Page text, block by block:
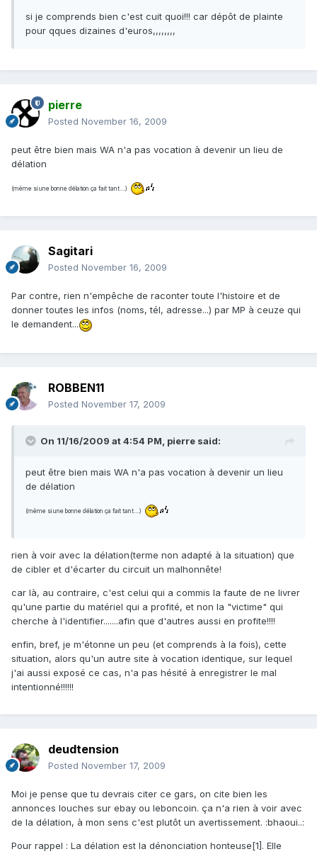
si je comprends bien c'est cuit quoi!!! car dépôt de plainte
pour qques dizaines d'euros,,,,,,,,
pierre
Posted November 16, 2009
peut être bien mais WA n'a pas vocation à devenir un lieu de
délation
(même si une bonne délation ça fait tant....)
Sagitari
Posted November 16, 2009
Par contre, rien n'empêche de raconter toute l'histoire et de
donner toutes les infos (noms, tél, adresse...) par MP à ceuze qui
le demandent...
ROBBEN11
Posted November 17, 2009
On 11/16/2009 at 4:54 PM, pierre said:
peut être bien mais WA n'a pas vocation à devenir un lieu
de délation
(même si une bonne délation ça fait tant....)
rien à voir avec la délation(terme non adapté à la situation) que
de cibler et d'écarter du circuit un malhonnête!
car là, au contraire, c'est celui qui a commis la faute de ne livrer
qu'une partie du matériel qui a profité, et non la "victime" qui
cherche à l'identifier.......afin que d'autres aussi en profite!!!!
enfin, bref, je m'étonne un peu (et comprends à la fois), cette
situation, alors qu'un autre site à vocation identique, sur lequel
j'ai aussi exposé ce cas, n'a pas hésité à enregistrer le mal
intentionné!!!!!!
deudtension
Posted November 17, 2009
Moi je pense que tu devrais citer ce gars, on cite bien les
annonces louches sur ebay ou leboncoin. ça n'a rien à voir avec
de la délation, à mon sens c'est plutôt un avertissement. :bhaoui..:
Pour rappel : La délation est la dénonciation honteuse[1]. Elle